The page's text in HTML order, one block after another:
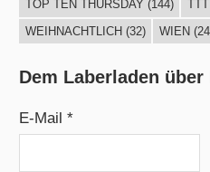
TOP TEN THURSDAY (144) TTT
WEIHNACHTLICH(32) WIEN
Dem Laberladen
E-Mail *